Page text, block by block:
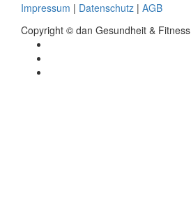
Impressum | Datenschutz | AGB
Copyright © dan Gesundheit & Fitness